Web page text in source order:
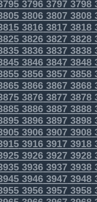
379637973798
380638073808
381638173818
382638273828
383638373838
384638473848
385638573858
386638673868
387638773878
388638873888
389638973898
390639073908
391639173918
392639273928
393639373938
394639473948
395639573958